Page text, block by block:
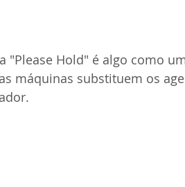
"Please Hold" é algo como
máquinas substituem os